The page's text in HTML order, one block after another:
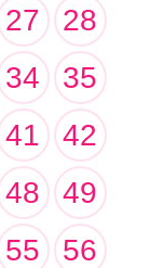
27
28
34
35
41
42
48
49
55
56